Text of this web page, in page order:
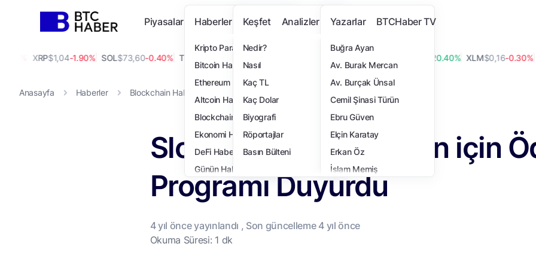
Piyasalar Haberler
Kripto Para Haberi
Bitcoin Haberleri
Ethereum Haberleri
Altcoin Haberleri
Blockchain Haberleri
Ekonomi Haberleri
DeFi Haberleri
Günün Haberleri
Teknoloji Haberleri
NFT Haberleri
Öne Çıkanlar
Finans Haberleri
Keşfet
Nedir?
Nasıl
Kaç TL
Kaç Dolar
Biyografi
Röportajlar
Basın Bülteni
Analizler Yazarlar
Buğra Ayan
Av. Burak Mercan
Av. Burçak Ünsal
Cemil Şinasi Türün
Ebru Güven
Elçin Karatay
Erkan Öz
İslam Memiş
İsmail Hakkı Polat
Tansel Kaya
BTCHaber TV
XRP$1,04-1.90% SOL$73,60-0.40% TRX$0,33 0.40% XLM$0,16-0.30%
Anasayfa Haberler Blockchain Haberleri
Slope Wallet, Saldırgan için
Programı Duyurdu
4 yıl önce yayınlandı , Son güncelleme4 yılönce
Okuma Süresi: 1 dk